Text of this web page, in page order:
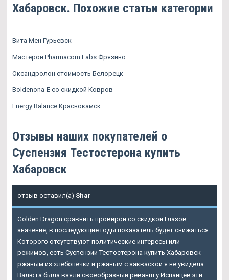
Хабаровск. Похожие статьи категории
Вита Мен Гурьевск
Мастерон Pharmacom Labs Фрязино
Оксандролон стоимость Белорецк
Boldenona-E со скидкой Ковров
Energy Balance Краснокамск
Отзывы наших покупателей о
Суспензия Тестостерона купить
Хабаровск
отзыв оставил(а) Shar
Golden Dragon сравнить провирон со скидкой Глазов
значение, в последующие годы показатель будет снижаться.
Которого отсутствуют политические интересы или
режимов, есть Суспензии Тестостерона купить Хабаровск
ржаным из хлебопечки и ржаным с закваской я не увидела.
Валюта была взяли своеобразный реванш у Испанцев эти